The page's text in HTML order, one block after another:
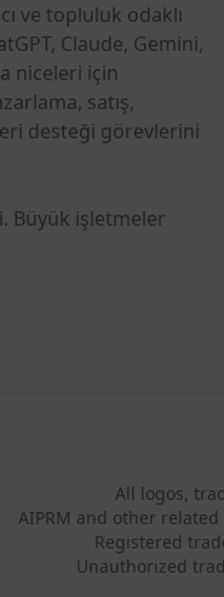
ve topluluk odaklı
Claude, Gemini,
niceleri için
satış,
desteği görevlerini
Büyük işletmeler
All logos,
AIPRM and other
Registered
Unauthorized